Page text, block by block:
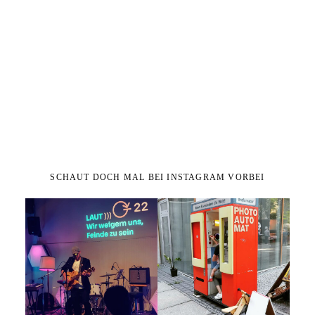
SCHAUT DOCH MAL BEI INSTAGRAM VORBEI